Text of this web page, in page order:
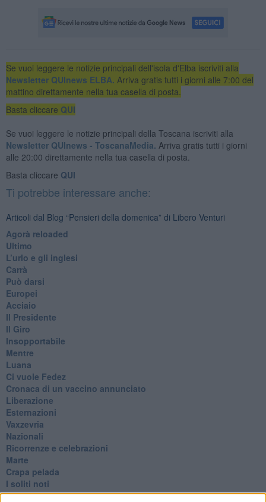
Se vuoi leggere le notizie principali dell'isola d'Elba iscriviti alla
Newsletter QUInews ELBA. Arriva gratis tutti i giorni alle 7:00 del
mattino direttamente nella tua casella di posta.
Basta cliccare QUI
Se vuoi leggere le notizie principali della Toscana iscriviti alla
Newsletter QUInews - ToscanaMedia. Arriva gratis tutti i giorni
alle 20:00 direttamente nella tua casella di posta.
Basta cliccare QUI
Ti potrebbe interessare anche:
Articoli dal Blog “Pensieri della domenica” di Libero Venturi
​Agorà reloaded
Ultimo
​L’urlo e gli inglesi
Carrà
Può darsi
Europei
Acciaio
Il Presidente
​Il Giro
Insopportabile
​Mentre
Luana
​Ci vuole Fedez
​Cronaca di un vaccino annunciato
​Liberazione
Esternazioni
Vaxzevria
Nazionali
​Ricorrenze e celebrazioni
Marte
​Crapa pelada
​I soliti noti
Arie